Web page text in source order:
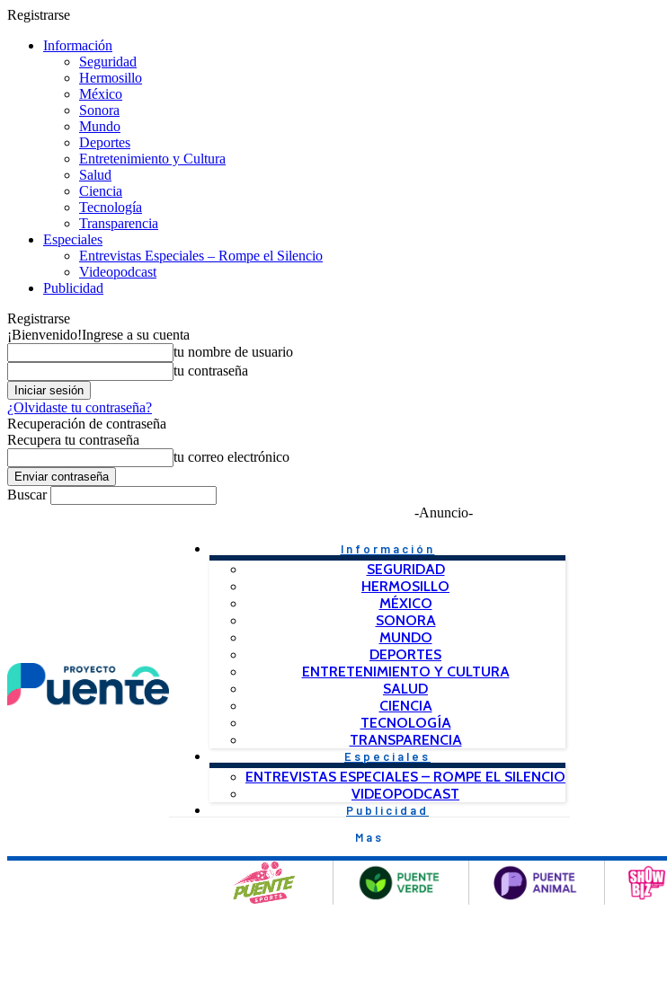
Registrarse
Información
Seguridad
Hermosillo
México
Sonora
Mundo
Deportes
Entretenimiento y Cultura
Salud
Ciencia
Tecnología
Transparencia
Especiales
Entrevistas Especiales – Rompe el Silencio
Videopodcast
Publicidad
Registrarse
¡Bienvenido!Ingrese a su cuenta
tu nombre de usuario
tu contraseña
¿Olvidaste tu contraseña?
Recuperación de contraseña
Recupera tu contraseña
tu correo electrónico
Buscar
-Anuncio-
Información
SEGURIDAD
HERMOSILLO
MÉXICO
SONORA
MUNDO
DEPORTES
ENTRETENIMIENTO Y CULTURA
SALUD
CIENCIA
TECNOLOGÍA
TRANSPARENCIA
Especiales
ENTREVISTAS ESPECIALES – ROMPE EL SILENCIO
VIDEOPODCAST
Publicidad
Mas